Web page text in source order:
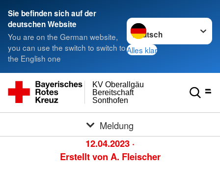
Sie befinden sich auf der
deutschen Website
You are on the German website,
you can use the switch to switch to
the English one
Sprache wechseln zu
Alles klar
Sonthofen
Bereitschaft
KV Oberallgäu
Meldung
12.04.2023 ·
Erstellt von A. Fleischer